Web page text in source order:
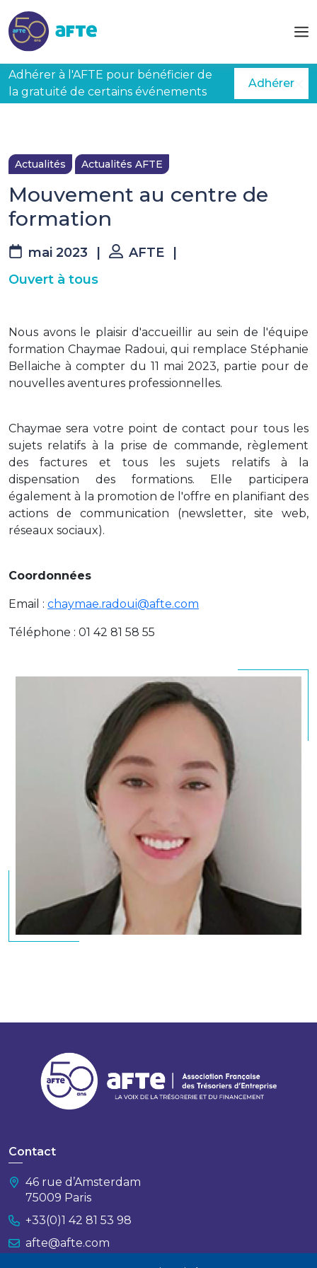
Adhérer à l'AFTE pour bénéficier de
la gratuité de certains événements
Adhérer
Actualités Actualités AFTE
Mouvement au centre de
formation
mai 2023 AFTE
Ouvert à tous
Nous avons le plaisir d'accueillir au sein de l'équipe
formation Chaymae Radoui, qui remplace Stéphanie
Bellaiche à compter du 11 mai 2023, partie pour de
nouvelles aventures professionnelles.
Chaymae sera votre point de contact pour tous les
sujets relatifs à la prise de commande, règlement
des factures et tous les sujets relatifs à la
dispensation des formations. Elle participera
également à la promotion de l'offre en planifiant des
actions de communication (newsletter, site web,
réseaux sociaux).
Coordonnées
Email : chaymae.radoui@afte.com
Téléphone : 01 42 81 58 55
Contact
46 rue d’Amsterdam
75009 Paris
+33(0)1 42 81 53 98
afte@afte.com